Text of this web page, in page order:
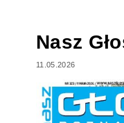
Nasz
11.05.2026